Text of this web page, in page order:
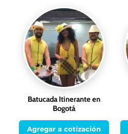
Batucada Itinerante en
Bogotá
Agregar a cotización